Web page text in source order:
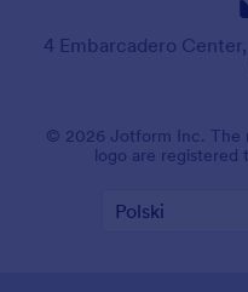
4 Embarcadero
© 2026 Jotform Inc. The
logo are registered